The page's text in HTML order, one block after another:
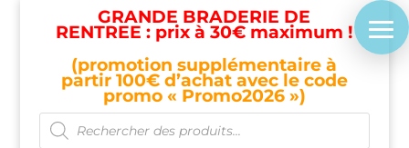
GRANDE BRADERIE DE
RENTREE : prix à 30€ maximum !
(promotion supplémentaire à
partir 100€ d’achat avec le code
promo « Promo2026 »)
Recherche
produits